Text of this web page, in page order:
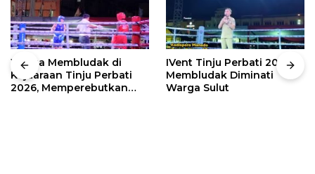
Warga Membludak di
Kejuaraan Tinju Perbati
2026, Memperebutkan
IVent Tinju Perbati 2026
Membludak Diminati
Warga Sulut